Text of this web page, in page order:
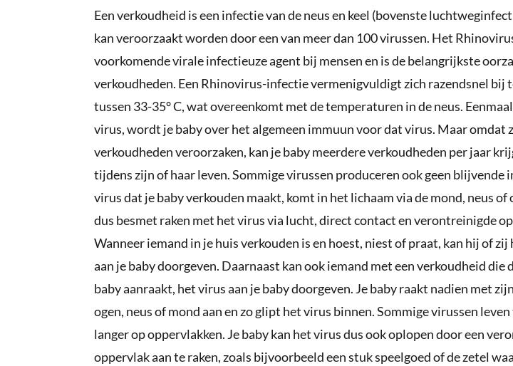
Een verkoudheid is een infectie van de neus en keel (bovenste
kan veroorzaakt worden door een van meer dan 100 virussen. Het
voorkomende virale infectieuze agent bij mensen en is de belangrijkste
verkoudheden. Een Rhinovirus-infectie vermenigvuldigt zich razendsnel bij
tussen 33-35° C, wat overeenkomt met de temperaturen in de neus.
virus, wordt je baby over het algemeen immuun voor dat virus. Maar omdat
verkoudheden veroorzaken, kan je baby meerdere verkoudheden per jaar
tijdens zijn of haar leven. Sommige virussen produceren ook geen
virus dat je baby verkouden maakt, komt in het lichaam via de mond, neus of
dus besmet raken met het virus via lucht, direct contact en verontreinigde
Wanneer iemand in je huis verkouden is en hoest, niest of praat, kan hij of
aan je baby doorgeven. Daarnaast kan ook iemand met een verkoudheid die
baby aanraakt, het virus aan je baby doorgeven. Je baby raakt nadien met
ogen, neus of mond aan en zo glipt het virus binnen. Sommige virussen
langer op oppervlakken. Je baby kan het virus dus ook oplopen door een
oppervlak aan te raken, zoals bijvoorbeeld een stuk speelgoed of de zetel